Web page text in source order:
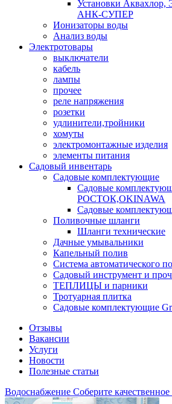
Установки
АНК-СУПЕР
Ионизаторы воды
Анализ воды
Электротовары
выключатели
кабель
лампы
прочее
реле напряжения
розетки
удлинители,тройники
хомуты
электромонтажные изделия
элементы питания
Садовый инвентарь
Садовые комплектующие
Садовые
РОСТОК,OKINAWA
Садовые
Поливочные шланги
Шланги технические
Дачные умывальники
Капельный полив
Система автоматического
Садовый инструмент и
ТЕПЛИЦЫ и парники
Тротуарная плитка
Садовые комплектующие
Отзывы
Вакансии
Услуги
Новости
Полезные статьи
Водоснабжение Соберите